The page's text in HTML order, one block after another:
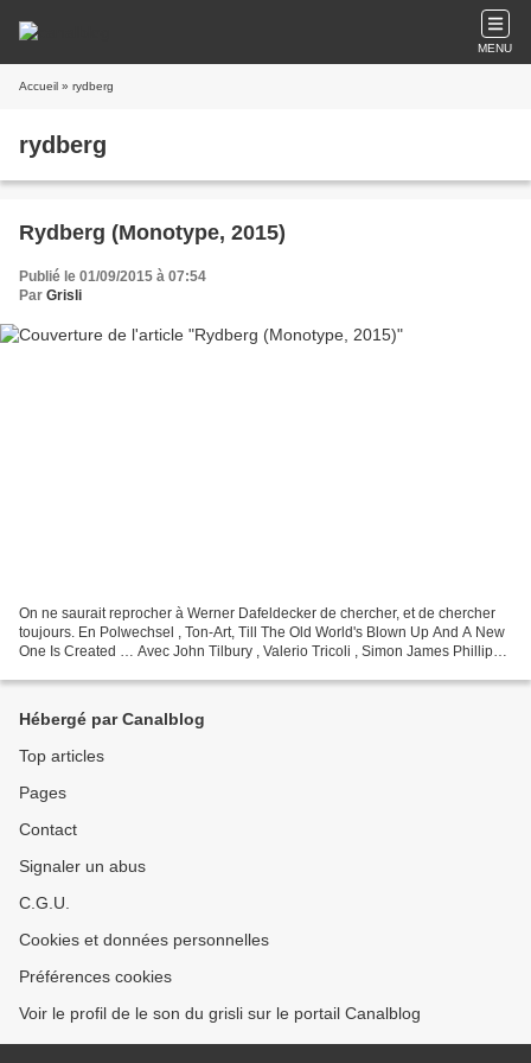
MENU
Accueil » rydberg
rydberg
Rydberg (Monotype, 2015)
Publié le 01/09/2015 à 07:54
Par Grisli
On ne saurait reprocher à Werner Dafeldecker de chercher, et de chercher
toujours. En Polwechsel , Ton-Art, Till The Old World's Blown Up And A New
One Is Created … Avec John Tilbury , Valerio Tricoli , Simon James Phillips ,
Hébergé par Canalblog
Top articles
Pages
Contact
Signaler un abus
C.G.U.
Cookies et données personnelles
Préférences cookies
Voir le profil de le son du grisli sur le portail Canalblog